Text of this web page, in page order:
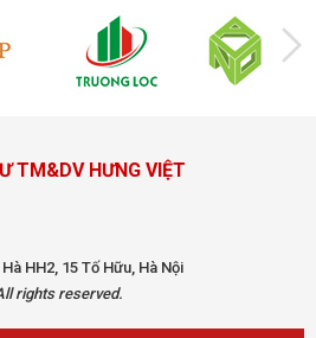
TM&DV HƯNG VIỆT
HH2, 15 Tố Hữu, Hà Nội
rights reserved.